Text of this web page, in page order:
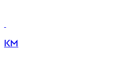
KM